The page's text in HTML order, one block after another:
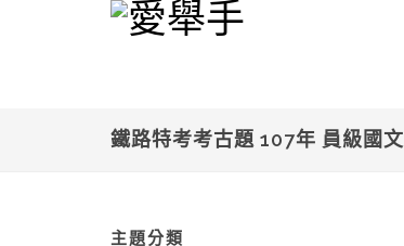
鐵路特考考古題 107年 員級國文
主題分類